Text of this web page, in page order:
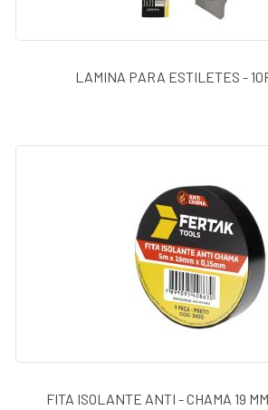
LAMINA PARA ESTILETES -
FITA ISOLANTE ANTI - CHAMA 19